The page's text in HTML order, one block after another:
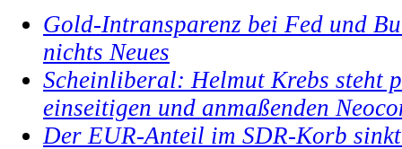
Gold-Intransparenz bei Fed und
nichts Neues
Scheinliberal: Helmut Krebs steht
einseitigen und anmaßenden
Der EUR-Anteil im SDR-Korb